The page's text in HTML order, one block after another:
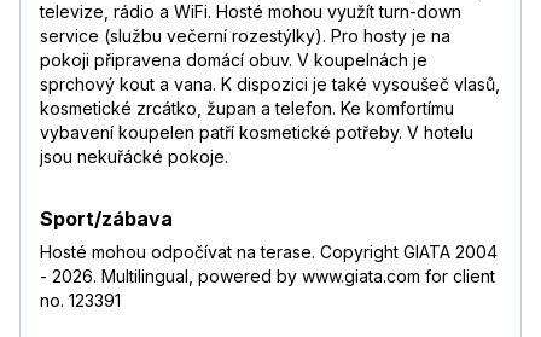
televize, rádio a WiFi. Hosté mohou využít turn-down
service (službu večerní rozestýlky). Pro hosty je na
pokoji připravena domácí obuv. V koupelnách je
sprchový kout a vana. K dispozici je také vysoušeč vlasů,
kosmetické zrcátko, župan a telefon. Ke komfortímu
vybavení koupelen patří kosmetické potřeby. V hotelu
jsou nekuřácké pokoje.
Sport/zábava
Hosté mohou odpočívat na terase. Copyright GIATA 2004
- 2026. Multilingual, powered by www.giata.com for client
no. 123391